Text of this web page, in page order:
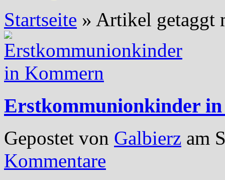
Startseite » Artikel getaggt
Erstkommunionkinder
Gepostet von Galbierz am
Kommentare